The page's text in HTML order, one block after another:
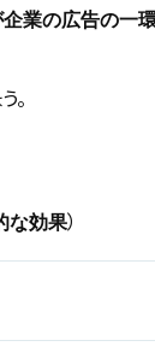
企業の広告の一
。
な効果）